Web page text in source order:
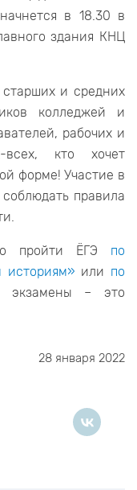
в 18.30 в
здания КНЦ
и средних
колледжей и
рабочих и
всех, кто хочет
форме! Участие в
правила
пройти ЁГЭ по
историям» или по
экзамены – это
28 января 2022